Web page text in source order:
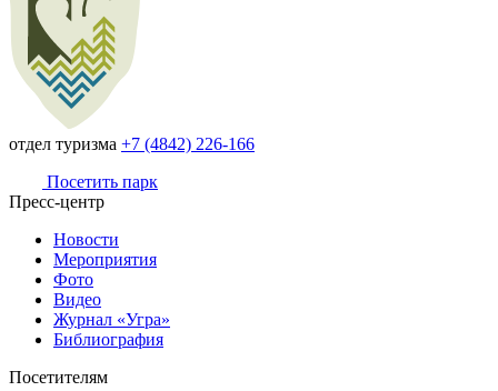
отдел туризма +7 (4842) 226-166
Посетить парк
Пресс-центр
Новости
Мероприятия
Фото
Видео
Журнал «Угра»
Библиография
Посетителям